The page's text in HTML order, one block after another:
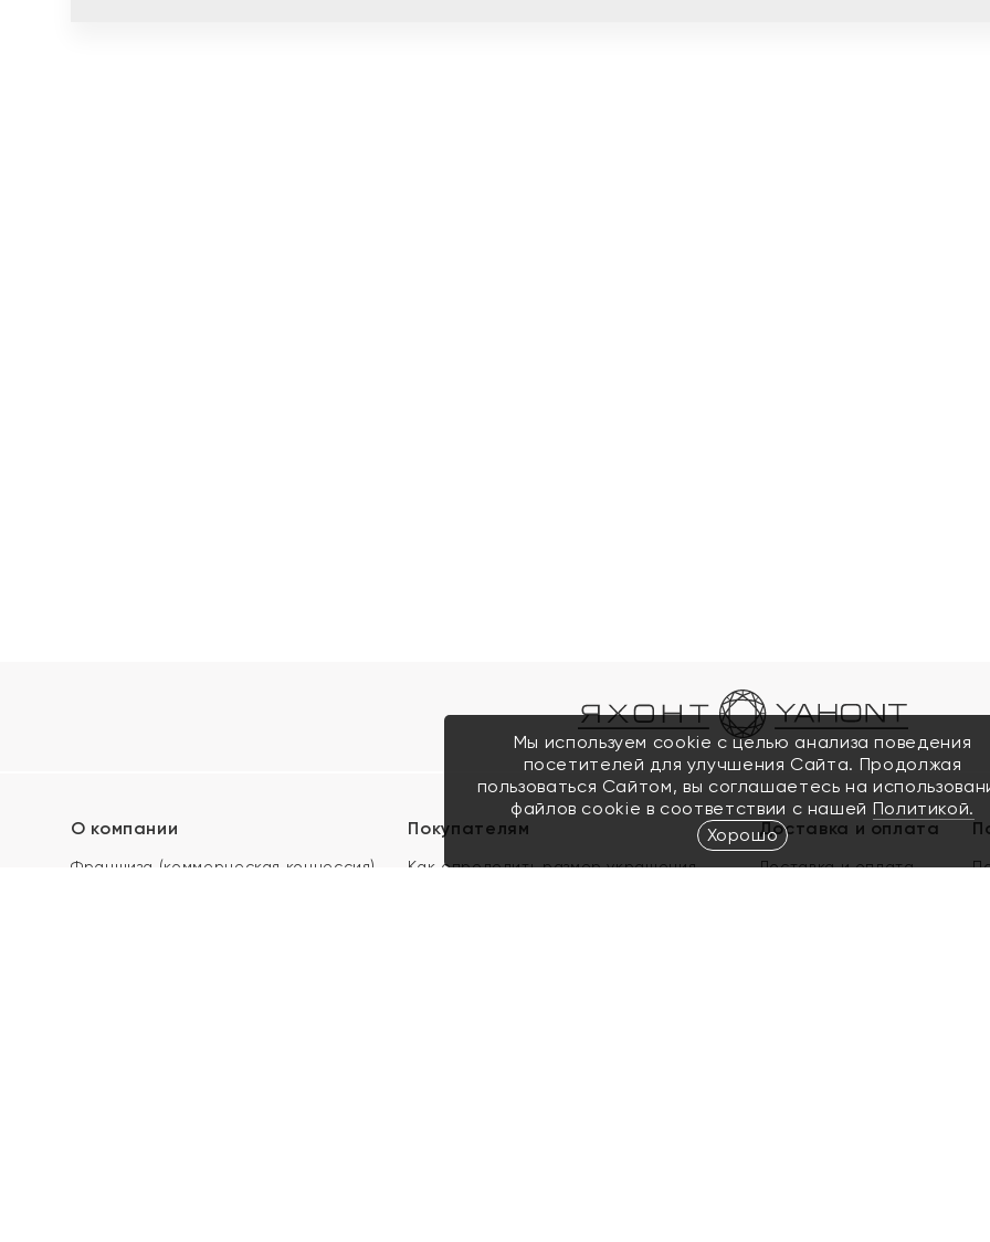
О компании
Франшиза (коммерческая концессия)
Покупателям
Как определить размер украшения
Доставка и оплата
Доставка и оплата
Мы используем cookie с целью анализа поведения
посетителей для улучшения Сайта. Продолжая
пользоваться Сайтом, вы соглашаетесь на
файлов cookie в соответствии с нашей Политикой.
Хорошо